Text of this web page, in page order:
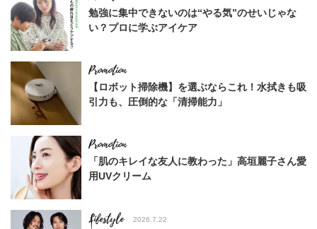
勉強に集中できないのは“やる気”のせいじゃな
い？プロに学ぶアイケア
【ロボット掃除機】を選ぶならこれ！水拭きも吸
引力も、圧倒的な「清掃能力」
「肌のキレイな友人に教わった」高垣麗子さん愛
用UVクリーム
Lifestyle 2026.7.22